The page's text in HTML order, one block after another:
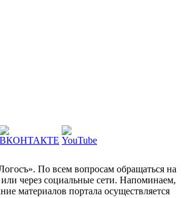
По всем вопросам обращаться на
через социальные сети. Напоминаем,
материалов портала осуществляется